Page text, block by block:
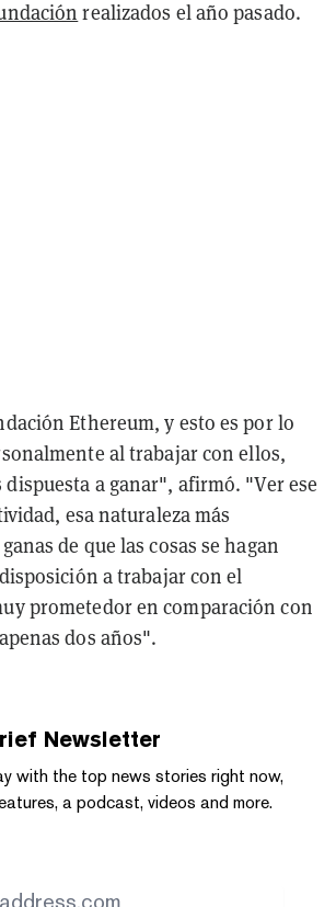
realizados el año pasado.
Ethereum, y esto es por lo
al trabajar con ellos,
dispuesta a ganar", afirmó. "Ver ese
esa naturaleza más
de que las cosas se hagan
a trabajar con el
prometedor en comparación con
dos años".
Newsletter
with the top news stories right now,
a podcast, videos and more.